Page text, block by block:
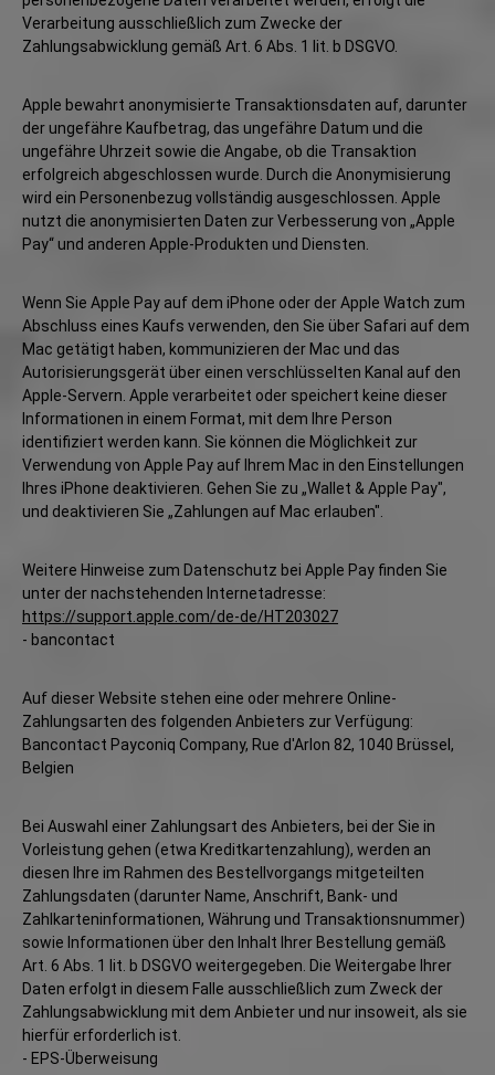
Verarbeitung ausschließlich zum Zwecke der
Zahlungsabwicklung gemäß Art. 6 Abs. 1 lit. b DSGVO.
Apple bewahrt anonymisierte Transaktionsdaten auf, darunter
der ungefähre Kaufbetrag, das ungefähre Datum und die
ungefähre Uhrzeit sowie die Angabe, ob die Transaktion
erfolgreich abgeschlossen wurde. Durch die Anonymisierung
wird ein Personenbezug vollständig ausgeschlossen. Apple
nutzt die anonymisierten Daten zur Verbesserung von „Apple
Pay“ und anderen Apple-Produkten und Diensten.
Wenn Sie Apple Pay auf dem iPhone oder der Apple Watch zum
Abschluss eines Kaufs verwenden, den Sie über Safari auf dem
Mac getätigt haben, kommunizieren der Mac und das
Autorisierungsgerät über einen verschlüsselten Kanal auf den
Apple-Servern. Apple verarbeitet oder speichert keine dieser
Informationen in einem Format, mit dem Ihre Person
identifiziert werden kann. Sie können die Möglichkeit zur
Verwendung von Apple Pay auf Ihrem Mac in den Einstellungen
Ihres iPhone deaktivieren. Gehen Sie zu „Wallet & Apple Pay",
und deaktivieren Sie „Zahlungen auf Mac erlauben".
Weitere Hinweise zum Datenschutz bei Apple Pay finden Sie
unter der nachstehenden Internetadresse:
https://support.apple.com/de-de/HT203027
- bancontact
Auf dieser Website stehen eine oder mehrere Online-
Zahlungsarten des folgenden Anbieters zur Verfügung:
Bancontact Payconiq Company, Rue d'Arlon 82, 1040 Brüssel,
Belgien
Bei Auswahl einer Zahlungsart des Anbieters, bei der Sie in
Vorleistung gehen (etwa Kreditkartenzahlung), werden an
diesen Ihre im Rahmen des Bestellvorgangs mitgeteilten
Zahlungsdaten (darunter Name, Anschrift, Bank- und
Zahlkarteninformationen, Währung und Transaktionsnummer)
sowie Informationen über den Inhalt Ihrer Bestellung gemäß
Art. 6 Abs. 1 lit. b DSGVO weitergegeben. Die Weitergabe Ihrer
Daten erfolgt in diesem Falle ausschließlich zum Zweck der
Zahlungsabwicklung mit dem Anbieter und nur insoweit, als sie
hierfür erforderlich ist.
- EPS-Überweisung